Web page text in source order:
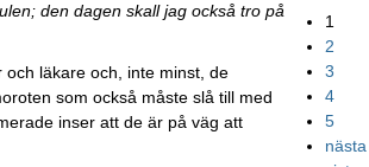
den dagen skall jag också tro på
läkare och, inte minst, de
som också måste slå till med
inser att de är på väg att
1
2
3
4
5
nästa